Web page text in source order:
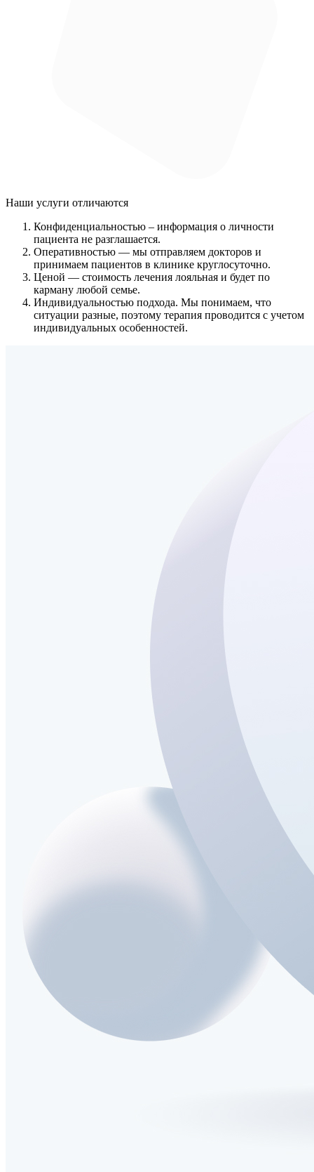
Наши услуги отличаются
Конфиденциальностью – информация о личности
пациента не разглашается.
Оперативностью — мы отправляем докторов и
принимаем пациентов в клинике круглосуточно.
Ценой — стоимость лечения лояльная и будет по
карману любой семье.
Индивидуальностью подхода. Мы понимаем, что
ситуации разные, поэтому терапия проводится с учетом
индивидуальных особенностей.